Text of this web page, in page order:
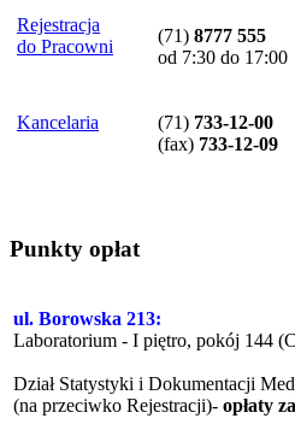
Rejestracja
do Pracowni
(71) 8777 555
od 7:30 do 17:00
Kancelaria (71) 733-12-00
(fax) 733-12-09
Punkty opłat
ul. Borowska 213:
Laboratorium - I piętro, pokój 144
Dział Statystyki i Dokumentacji
(na przeciwko Rejestracji)- opłaty